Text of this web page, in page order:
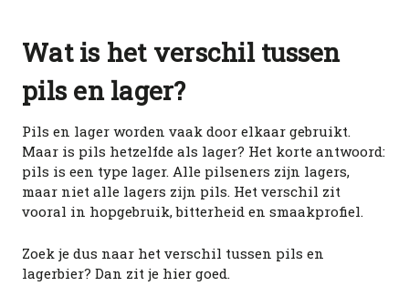
Wat is het verschil tussen
pils en lager?
Pils en lager worden vaak door elkaar gebruikt.
Maar is pils hetzelfde als lager? Het korte antwoord:
pils is een type lager. Alle pilseners zijn lagers,
maar niet alle lagers zijn pils. Het verschil zit
vooral in hopgebruik, bitterheid en smaakprofiel.
Zoek je dus naar het verschil tussen pils en
lagerbier? Dan zit je hier goed.